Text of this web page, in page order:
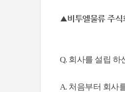
▲비투엘물류 주식
Q. 회사를 설립 하
A. 처음부터 회사